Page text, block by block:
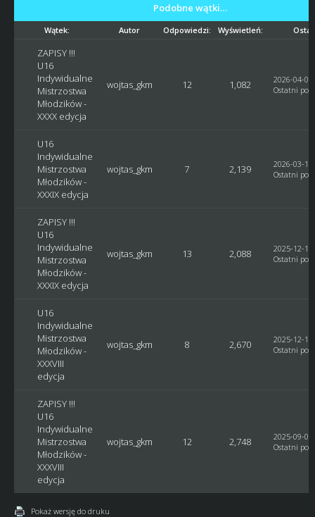
Podobne wątki…
Wątek: Autor Odpowiedzi: Wyświetleń:
ZAPISY !!!
U16
Indywidualne
Mistrzostwa
Młodzików -
XXXX edycja
wojtas_gkm 12 1,082
2026-04-
Ostatni post
U16
Indywidualne
Mistrzostwa
Młodzików -
XXXIX edycja
wojtas_gkm 7 2,139
2026-03-
Ostatni post
ZAPISY !!!
U16
Indywidualne
Mistrzostwa
Młodzików -
XXXIX edycja
wojtas_gkm 13 2,088
2025-12-
Ostatni post
U16
Indywidualne
Mistrzostwa
Młodzików -
XXXVIII
edycja
wojtas_gkm 8 2,670
2025-12-
Ostatni post
ZAPISY !!!
U16
Indywidualne
Mistrzostwa
Młodzików -
XXXVIII
edycja
wojtas_gkm 12 2,748
2025-09-
Ostatni post
Pokaż wersję do druku